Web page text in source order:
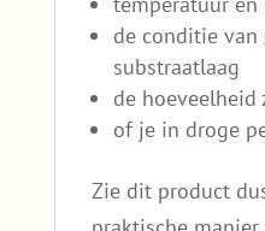
de conditie van
substraatlaag
de hoeveelheid
of je in droge
Zie dit product